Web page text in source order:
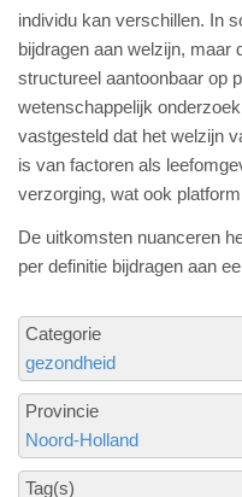
individu kan verschillen. In
bijdragen aan welzijn, maar
structureel aantoonbaar op
wetenschappelijk
vastgesteld dat het welzijn
is van factoren als
verzorging, wat ook
De uitkomsten nuanceren
per definitie bijdragen aan
Categorie
gezondheid
Provincie
Noord-Holland
Tag(s)